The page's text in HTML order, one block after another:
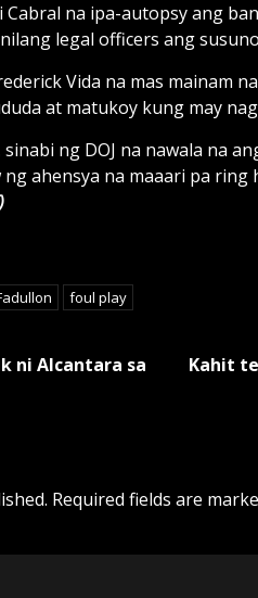
na ipa-autopsy ang
legal officers ang
Vida na mas mainam
at matukoy kung may
ng DOJ na nawala na
ahensya na maaari pa
foul play
ni Alcantara sa
Kahit
Required fields are